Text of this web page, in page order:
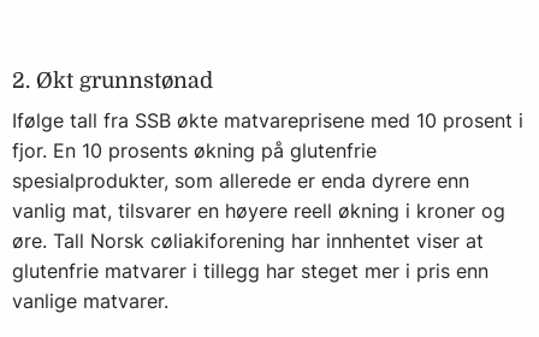
2. Økt grunnstønad
Ifølge tall fra SSB økte matvareprisene med 10 prosent i
fjor. En 10 prosents økning på glutenfrie
spesialprodukter, som allerede er enda dyrere enn
vanlig mat, tilsvarer en høyere reell økning i kroner og
øre. Tall Norsk cøliakiforening har innhentet viser at
glutenfrie matvarer i tillegg har steget mer i pris enn
vanlige matvarer.